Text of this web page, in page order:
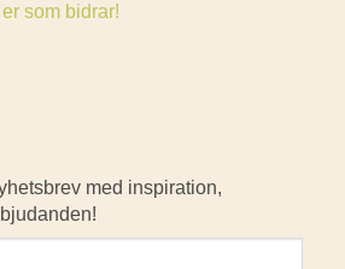
som bidrar!
med inspiration,